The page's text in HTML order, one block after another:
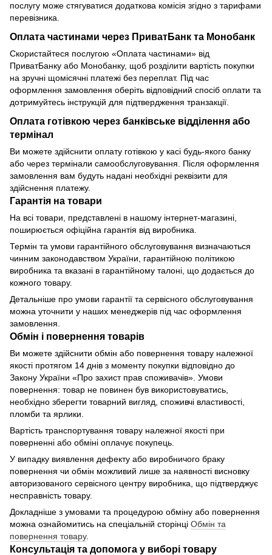
послугу може стягуватися додаткова комісія згідно з тарифами
перевізника.
Оплата частинами через ПриватБанк та Монобанк
Скористайтеся послугою «Оплата частинами» від
ПриватБанку або Монобанку, щоб розділити вартість покупки
на зручні щомісячні платежі без переплат. Під час
оформлення замовлення оберіть відповідний спосіб оплати та
дотримуйтесь інструкцій для підтвердження транзакції.
Оплата готівкою через банківське відділення або
термінал
Ви можете здійснити оплату готівкою у касі будь-якого банку
або через термінали самообслуговування. Після оформлення
замовлення вам будуть надані необхідні реквізити для
здійснення платежу.
Гарантія на товари
На всі товари, представлені в нашому інтернет-магазині,
поширюється офіційна гарантія від виробника.
Термін та умови гарантійного обслуговування визначаються
чинним законодавством України, гарантійною політикою
виробника та вказані в гарантійному талоні, що додається до
кожного товару.
Детальніше про умови гарантії та сервісного обслуговування
можна уточнити у наших менеджерів під час оформлення
замовлення.
Обмін і повернення товарів
Ви можете здійснити обмін або повернення товару належної
якості протягом 14 днів з моменту покупки відповідно до
Закону України «Про захист прав споживачів». Умови
повернення: товар не повинен був використовуватись,
необхідно зберегти товарний вигляд, споживчі властивості,
пломби та ярлики.
Вартість транспортування товару належної якості при
поверненні або обміні оплачує покупець.
У випадку виявлення дефекту або виробничого браку
повернення чи обмін можливий лише за наявності висновку
авторизованого сервісного центру виробника, що підтверджує
несправність товару.
Докладніше з умовами та процедурою обміну або повернення
можна ознайомитись на спеціальній сторінці Обмін та
повернення товару.
Консультація та допомога у виборі товару